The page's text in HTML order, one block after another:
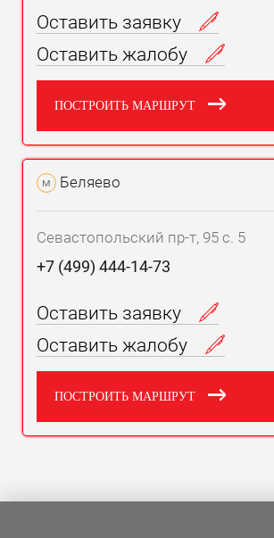
Оставить заявку
Оставить жалобу
ПОСТРОИТЬ МАРШРУТ
м Беляево
Севастопольский пр-т, 95 с. 5
+7 (499) 444-14-73
Оставить заявку
Оставить жалобу
ПОСТРОИТЬ МАРШРУТ